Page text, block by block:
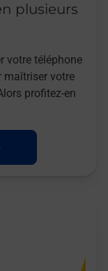
plusieurs
votre téléphone
maîtriser votre
profitez-en